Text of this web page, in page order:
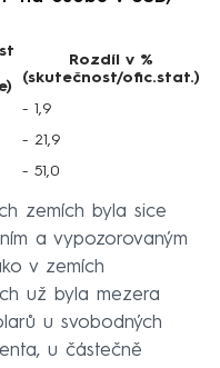
Rozdíl v %
(skutečnost/ofic.stat.)
- 1,9
- 21,9
- 51,0
zemích byla sice
a vypozorovaným
v zemích
už byla mezera
u svobodných
u částečně